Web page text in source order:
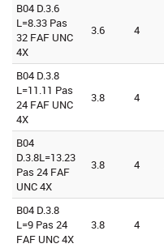
B04 D.3.6
L=8.33 Pas
32 FAF UNC
4X
3.6 4
B04 D.3.8
L=11.11 Pas
24 FAF UNC
4X
3.8 4
B04
D.3.8L=13.23
Pas 24 FAF
UNC 4X
3.8 4
B04 D.3.8
L=9 Pas 24
FAF UNC 4X
3.8 4